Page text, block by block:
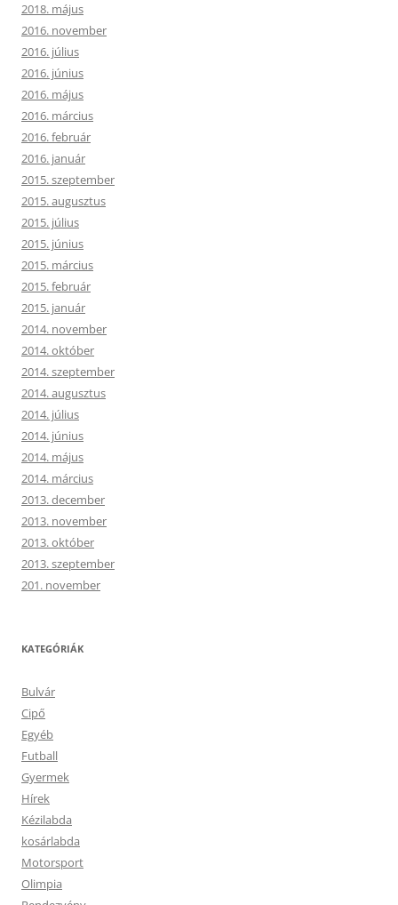
2018. május
2016. november
2016. július
2016. június
2016. május
2016. március
2016. február
2016. január
2015. szeptember
2015. augusztus
2015. július
2015. június
2015. március
2015. február
2015. január
2014. november
2014. október
2014. szeptember
2014. augusztus
2014. július
2014. június
2014. május
2014. március
2013. december
2013. november
2013. október
2013. szeptember
201. november
KATEGÓRIÁK
Bulvár
Cipő
Egyéb
Futball
Gyermek
Hírek
Kézilabda
kosárlabda
Motorsport
Olimpia